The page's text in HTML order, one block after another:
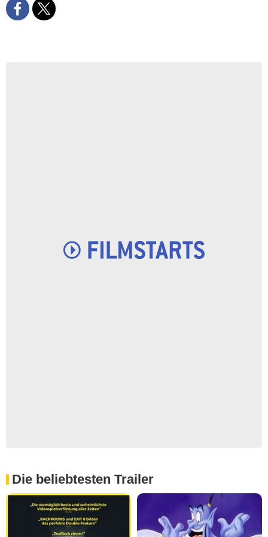
Die beliebtesten Trailer